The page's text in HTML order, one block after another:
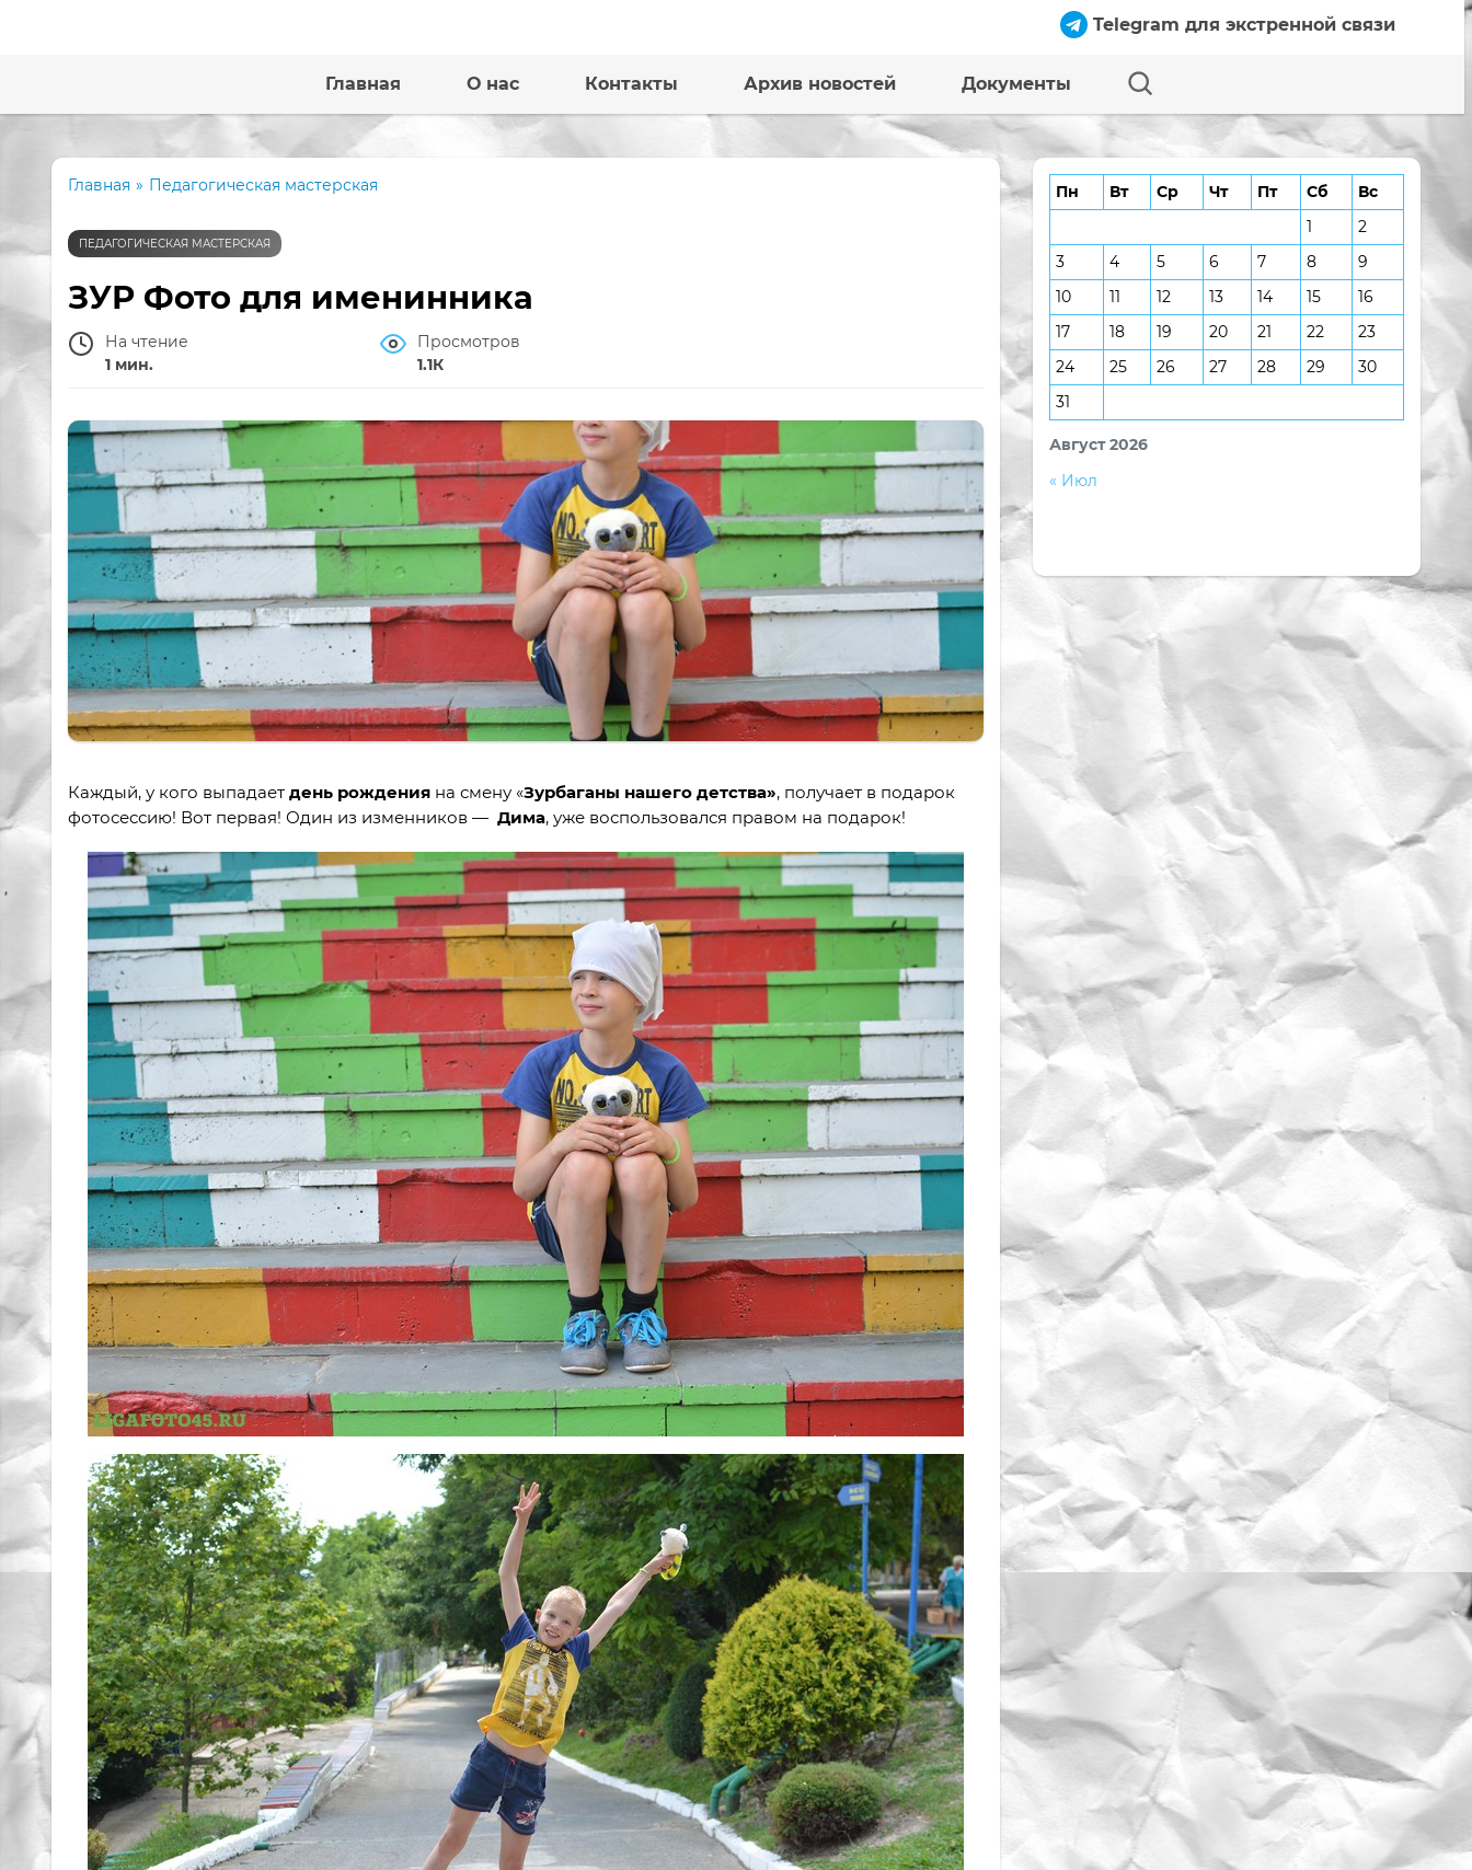
Telegram для экстренной связи
Главная О нас Контакты Архив новостей Документы
Главная » Педагогическая мастерская
ПЕДАГОГИЧЕСКАЯ МАСТЕРСКАЯ
ЗУР Фото для именинника
На чтение
1 мин.
Просмотров
1.1К
Каждый, у кого выпадает день рождения на смену «Зурбаганы нашего детства», получает в подарок
фотосессию! Вот первая! Один из изменников — Дима, уже воспользовался правом на подарок!
Август 2026
Пн Вт Ср Чт Пт Сб
Вс
1
2
3
4 5 6 7 8
9
10
11 12 13 14 15
16
17
18 19 20 21 22
23
24
25 26 27 28 29
30
31
« Июл